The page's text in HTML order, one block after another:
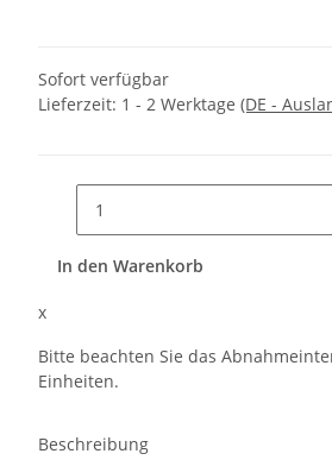
Sofort verfügbar
Lieferzeit: 1 - 2 Werktage (DE -
In den Warenkorb
x
Bitte beachten Sie das
Einheiten.
Beschreibung